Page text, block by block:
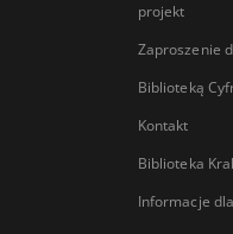
projekt
Zaproszenie
Biblioteką
Kontakt
Biblioteka
Informacje